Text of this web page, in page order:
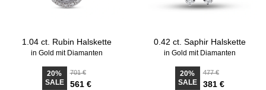
1.04 ct. Rubin Halskette
in Gold mit Diamanten
20%
SALE
701 €
561 €
0.42 ct. Saphir Halskette
in Gold mit Diamanten
20%
SALE
477 €
381 €